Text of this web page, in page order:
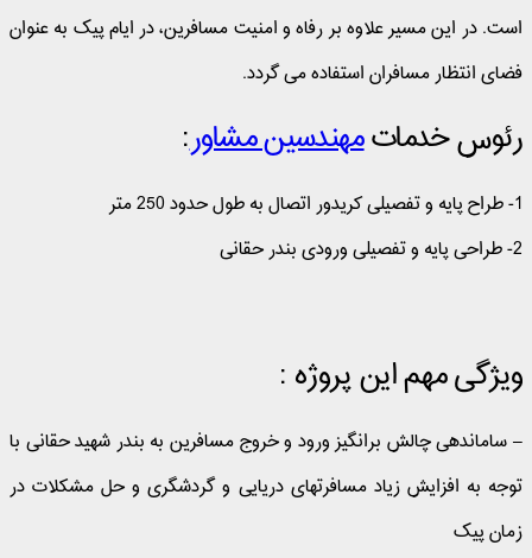
است. در این مسیر علاوه بر رفاه و امنیت مسافرین، در ایام پیک به عنوان
فضای انتظار مسافران استفاده می گردد.
رئوس خدماتمهندسین مشاور:
ویژگی مهم این پروژه :
– ساماندهی چالش برانگیز ورود و خروج مسافرین به بندر شهید حقانی با
توجه به افزایش زیاد مسافرتهای دریایی و گردشگری و حل مشکلات در
زمان پیک